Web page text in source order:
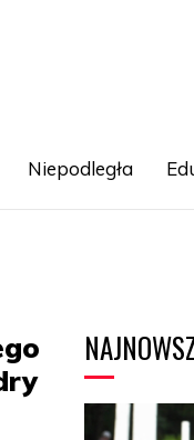
Niepodległa